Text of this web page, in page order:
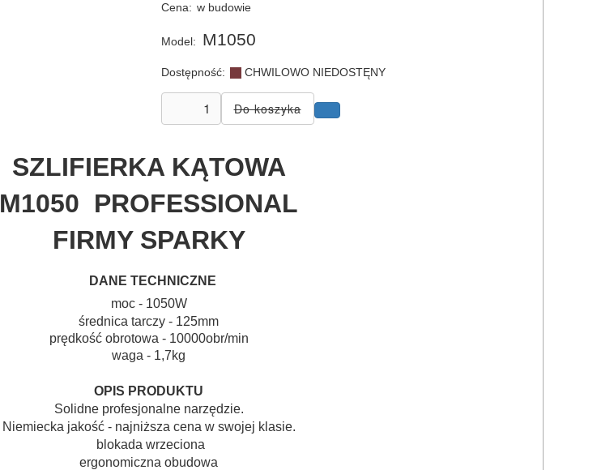
Cena: w budowie
Model: M1050
Dostępność: CHWILOWO NIEDOSTĘNY
SZLIFIERKA KĄTOWA
M1050 PROFESSIONAL
FIRMY SPARKY
DANE TECHNICZNE
moc - 1050W
średnica tarczy - 125mm
prędkość obrotowa - 10000obr/min
waga - 1,7kg
OPIS PRODUKTU
Solidne profesjonalne narzędzie.
Niemiecka jakość - najniższa cena w swojej klasie.
blokada wrzeciona
ergonomiczna obudowa